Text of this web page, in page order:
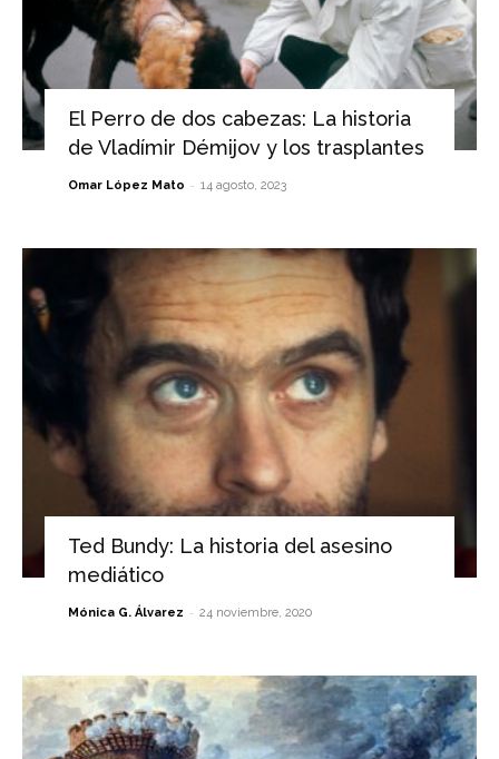
El Perro de dos cabezas: La historia
de Vladímir Démijov y los trasplantes
Omar López Mato - 14 agosto, 2023
Ted Bundy: La historia del asesino
mediático
Mónica G. Álvarez - 24 noviembre, 2020